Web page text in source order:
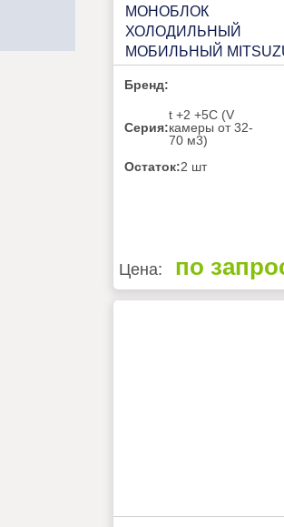
МОНОБЛОК
ХОЛОДИЛЬНЫЙ
МОБИЛЬНЫЙ
Бренд:
Серия:
t +2 +5С (V
камеры от 32-
70 м3)
Остаток:2 шт
Цена: по